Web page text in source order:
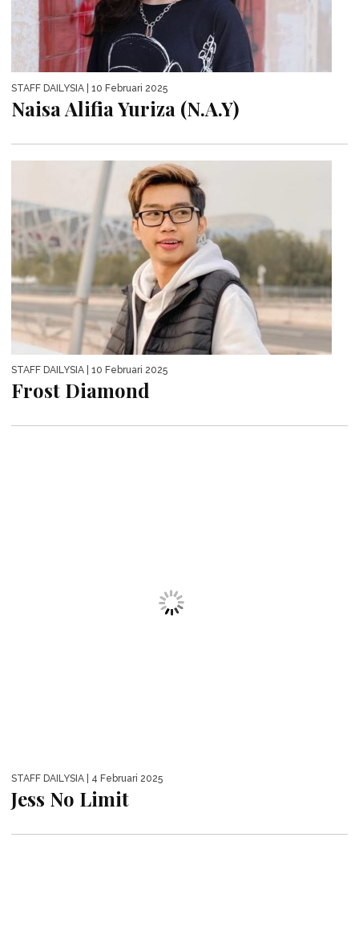
STAFF DAILYSIA | 10 Februari 2025
Naisa Alifia Yuriza (N.A.Y)
STAFF DAILYSIA | 10 Februari 2025
Frost Diamond